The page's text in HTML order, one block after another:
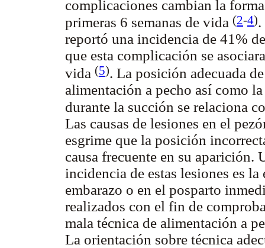
complicaciones cambian la
primeras 6 semanas de vida (2-4).
reportó una incidencia de 41%
que esta complicación se
vida (5). La posición adecuada
alimentación a pecho así como
durante la succión se relaciona
Las causas de lesiones en el
esgrime que la posición
causa frecuente en su aparición.
incidencia de estas lesiones es
embarazo o en el posparto
realizados con el fin de
mala técnica de alimentación a
La orientación sobre técnica